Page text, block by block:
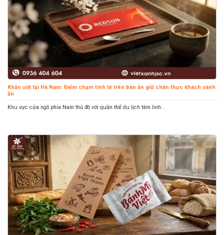
Khăn ướt tại Hà Nam: Điểm chạm tinh tế trên bàn ăn giữ chân thực khách sành
ăn
Khu vực cửa ngõ phía Nam thủ đô với quần thể du lịch tâm linh...